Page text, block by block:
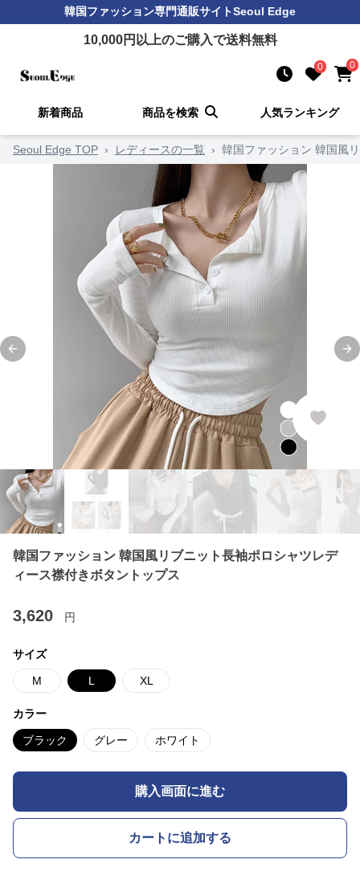
韓国ファッション専門通販サイトSeoul Edge
10,000円以上のご購入で送料無料
0 0
新着商品 商品を検索 人気ランキング
Seoul Edge TOP › レディースの一覧 › 韓国ファッション 韓国風
Previous slide
韓国ファッション 韓国風リブニット長袖ポロシャツレデ
ィース襟付きボタントップス
3,620 円
サイズ
M L XL
カラー
ブラック グレー ホワイト
購入画面に進む
カートに追加する